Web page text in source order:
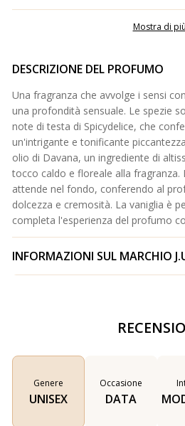
Mostra di più
DESCRIZIONE DEL PROFUMO
Una fragranza che avvolge i sensi
una profondità sensuale. Le spezie
note di testa di Spicydelice, che
un'intrigante e tonificante
olio di Davana, un ingrediente di
tocco caldo e floreale alla fragranza.
attende nel fondo, conferendo al
dolcezza e cremosità. La vaniglia è
completa l'esperienza del profumo
INFORMAZIONI SUL MARCHIO
Genere
UNISEX
Occasione
DATA